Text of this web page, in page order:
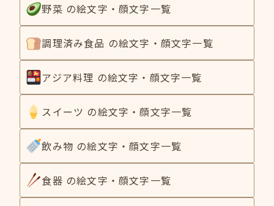
野菜 の絵文字・顔文字一覧
調理済み食品 の絵文字・顔文字一覧
アジア料理 の絵文字・顔文字一覧
スイーツ の絵文字・顔文字一覧
飲み物 の絵文字・顔文字一覧
食器 の絵文字・顔文字一覧